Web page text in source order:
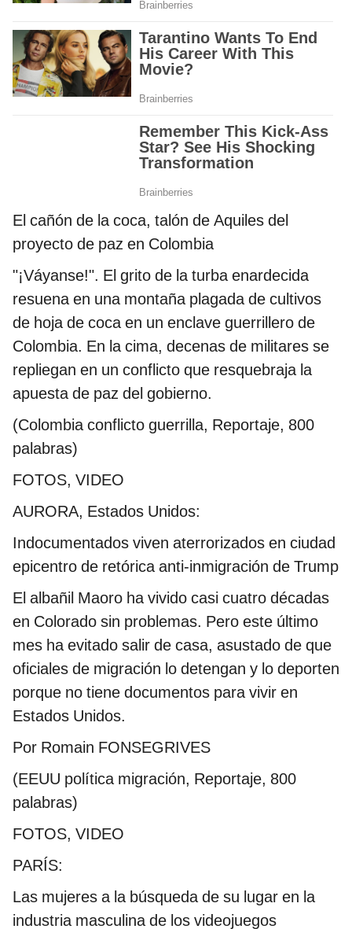
El cañón de la coca, talón de Aquiles del
proyecto de paz en Colombia
"¡Váyanse!". El grito de la turba enardecida
resuena en una montaña plagada de cultivos
de hoja de coca en un enclave guerrillero de
Colombia. En la cima, decenas de militares se
repliegan en un conflicto que resquebraja la
apuesta de paz del gobierno.
(Colombia conflicto guerrilla, Reportaje, 800
palabras)
FOTOS, VIDEO
AURORA, Estados Unidos:
Indocumentados viven aterrorizados en ciudad
epicentro de retórica anti-inmigración de Trump
El albañil Maoro ha vivido casi cuatro décadas
en Colorado sin problemas. Pero este último
mes ha evitado salir de casa, asustado de que
oficiales de migración lo detengan y lo deporten
porque no tiene documentos para vivir en
Estados Unidos.
Por Romain FONSEGRIVES
(EEUU política migración, Reportaje, 800
palabras)
FOTOS, VIDEO
PARÍS:
Las mujeres a la búsqueda de su lugar en la
industria masculina de los videojuegos